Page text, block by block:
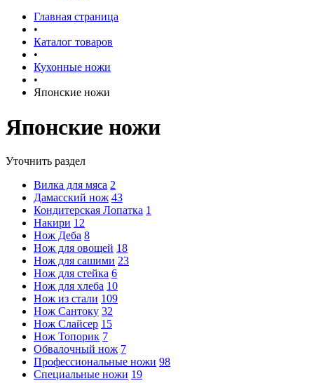
Главная страница
•
Каталог товаров
•
Кухонные ножи
•
Японские ножи
Японские ножи
Уточнить раздел
Вилка для мяса 2
Дамасский нож 43
Кондитерская Лопатка 1
Накири 12
Нож Деба 8
Нож для овощей 18
Нож для сашими 23
Нож для стейка 6
Нож для хлеба 10
Нож из стали 109
Нож Сантоку 32
Нож Слайсер 15
Нож Топорик 7
Обвалочный нож 7
Профессиональные ножи 98
Специальные ножи 19